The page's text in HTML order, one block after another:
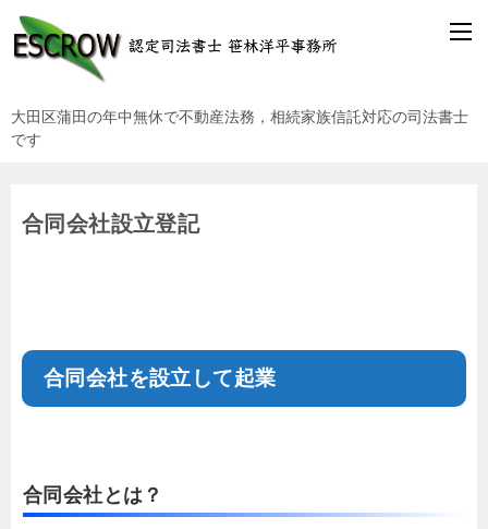
大田区蒲田の年中無休で不動産法務，相続家族信託対応の司法書士
です
合同会社設立登記
合同会社を設立して起業
合同会社とは？